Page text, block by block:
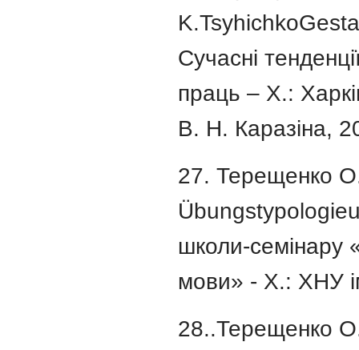
Сучасні
праць – Х.:
В. Н. Каразіна,
27. Терещенко
школи-семінару
мови» - Х.: ХНУ
28..Терещенко